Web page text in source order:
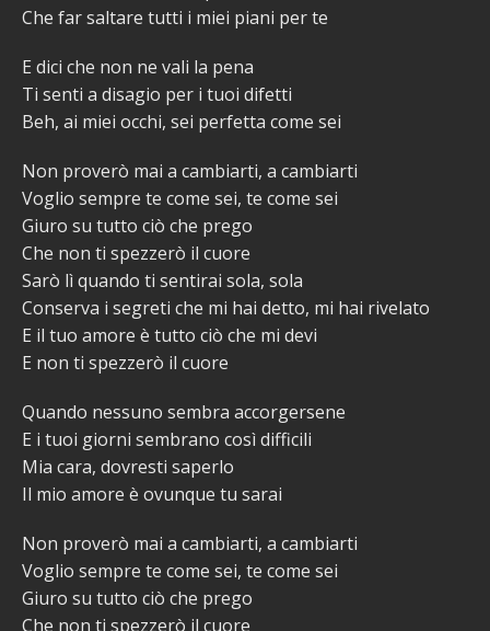
Che far saltare tutti i miei piani per te
E dici che non ne vali la pena
Ti senti a disagio per i tuoi difetti
Beh, ai miei occhi, sei perfetta come sei
Non proverò mai a cambiarti, a cambiarti
Voglio sempre te come sei, te come sei
Giuro su tutto ciò che prego
Che non ti spezzerò il cuore
Sarò lì quando ti sentirai sola, sola
Conserva i segreti che mi hai detto, mi hai rivelato
E il tuo amore è tutto ciò che mi devi
E non ti spezzerò il cuore
Quando nessuno sembra accorgersene
E i tuoi giorni sembrano così difficili
Mia cara, dovresti saperlo
Il mio amore è ovunque tu sarai
Non proverò mai a cambiarti, a cambiarti
Voglio sempre te come sei, te come sei
Giuro su tutto ciò che prego
Che non ti spezzerò il cuore